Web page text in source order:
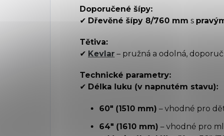
Doporučené šípy:
✔ Dřevěné šípy 8/760 mm s
Tětiva:
✔ Kevlar – pružná a odolná,
Technické parametry:
✔ Délka luku (v napnutém stavu):
60" (1510 mm) – vhodné pro
64" (1610 mm) – vhodné pro